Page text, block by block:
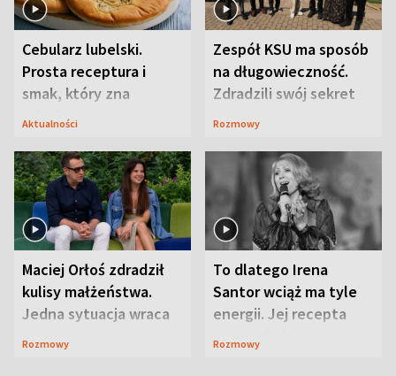
Cebularz lubelski.
Prosta receptura i
smak, który zna
Lubelszczyzna
Aktualności
Zespół KSU ma sposób
na długowieczność.
Zdradzili swój sekret
Rozmowy
Maciej Orłoś zdradził
kulisy małżeństwa.
Jedna sytuacja wraca
jak bumerang
Rozmowy
To dlatego Irena
Santor wciąż ma tyle
energii. Jej recepta
jest zaskakująco
Rozmowy